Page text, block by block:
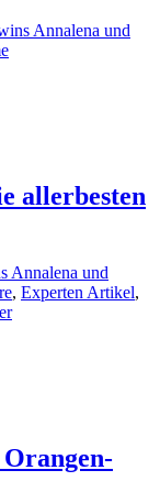
Annalena und
allerbesten
Annalena und
, Experten Artikel,